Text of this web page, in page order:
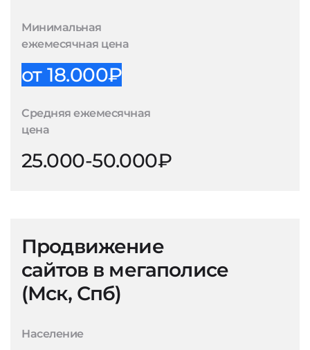
Минимальная
ежемесячная цена
от 18.000₽
Средняя ежемесячная
цена
25.000-50.000₽
Продвижение
сайтов в мегаполисе
(Мск, Спб)
Население